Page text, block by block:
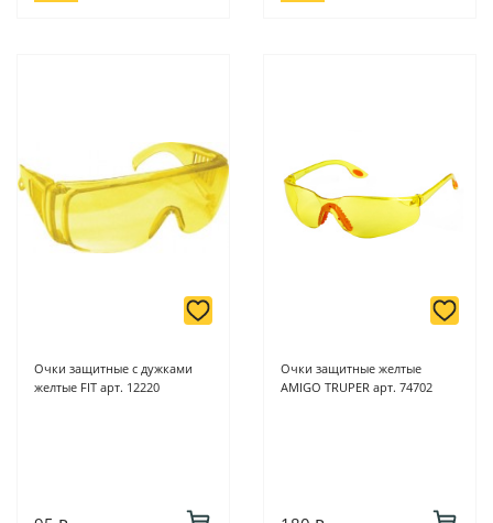
Очки защитные с дужками
желтые FIT арт. 12220
Очки защитные желтые
AMIGO TRUPER арт. 74702